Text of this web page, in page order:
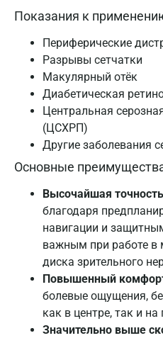
Показания к
Периферические
Разрывы сетчатки
Макулярный отёк
Диабетическая
Центральная
(ЦСХРП)
Другие заболевания
Основные
Высочайшая
благодаря
навигации и
важным при работе в
диска зрительного
Повышенный
болевые ощущения,
как в центре, так и
Значительно выше